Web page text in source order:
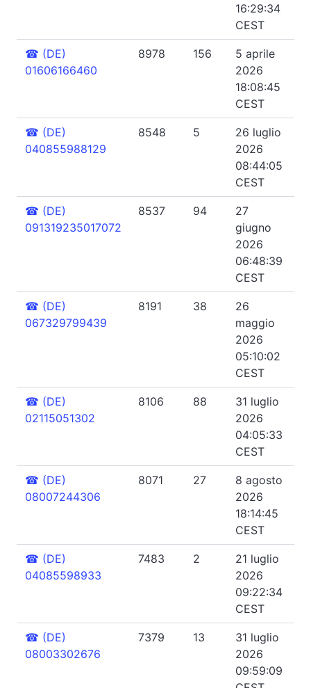
16:29:34
CEST
☎ (DE)
01606166460
8978 156
5 aprile
2026
18:08:45
CEST
☎ (DE)
040855988129
8548 5
26 luglio
2026
08:44:05
CEST
☎ (DE)
091319235017072
8537 94
27
giugno
2026
06:48:39
CEST
☎ (DE)
067329799439
8191 38
26
maggio
2026
05:10:02
CEST
☎ (DE)
02115051302
8106 88
31 luglio
2026
04:05:33
CEST
☎ (DE)
08007244306
8071 27
8 agosto
2026
18:14:45
CEST
☎ (DE)
04085598933
7483 2
21 luglio
2026
09:22:34
CEST
☎ (DE)
08003302676
7379 13
31 luglio
2026
09:59:09